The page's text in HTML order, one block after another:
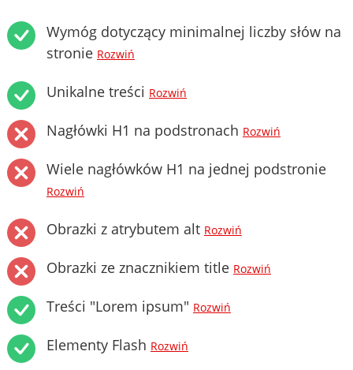
Wymóg dotyczący minimalnej liczby słów na
stronie Rozwiń
Unikalne treści Rozwiń
Nagłówki H1 na podstronach Rozwiń
Wiele nagłówków H1 na jednej podstronie
Rozwiń
Obrazki z atrybutem alt Rozwiń
Obrazki ze znacznikiem title Rozwiń
Treści "Lorem ipsum" Rozwiń
Elementy Flash Rozwiń